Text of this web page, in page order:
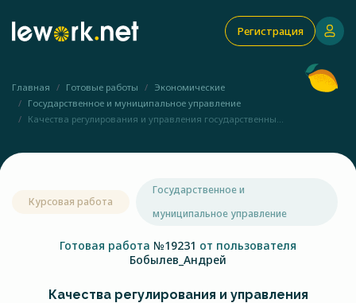
Регистрация
Главная Готовые работы
Экономические
Государственное и муниципальное управление
Качества регулирования и управления государственны...
Курсовая работа
Государственное и
муниципальное управление
Готовая работа №19231 от пользователя
Бобылев_Андрей
Качества регулирования и управления